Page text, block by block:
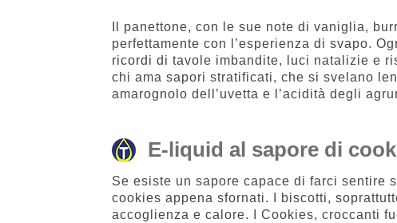
Il panettone, con le sue note di vaniglia,
perfettamente con l’esperienza di svapo.
ricordi di tavole imbandite, luci natalizie e
chi ama sapori stratificati, che si svelano
amarognolo dell’uvetta e l’acidità degli
E-liquid al sapore di
Se esiste un sapore capace di farci sentire
cookies appena sfornati. I biscotti,
accoglienza e calore. I Cookies, croccanti